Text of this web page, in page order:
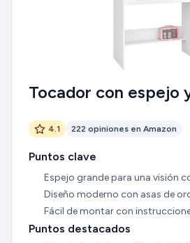
Tocador con espejo
4.1 222 opiniones en Amazon
Puntos clave
Espejo grande para una visión
Diseño moderno con asas de
Fácil de montar con
Puntos destacados